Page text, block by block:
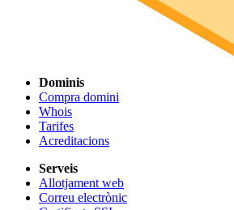
Dominis
Compra domini
Whois
Tarifes
Acreditacions
Serveis
Allotjament web
Correu electrònic